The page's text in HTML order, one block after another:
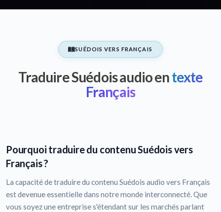
SUÉDOIS VERS FRANÇAIS
Traduire Suédois audio entexte
Français
Pourquoi traduire du contenu Suédois vers
Français ?
La capacité de traduire du contenu Suédois audio vers Français
est devenue essentielle dans notre monde interconnecté. Que
vous soyez une entreprise s'étendant sur les marchés parlant